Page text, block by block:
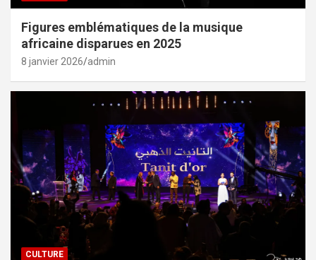
Figures emblématiques de la musique
africaine disparues en 2025
8 janvier 2026 admin
CULTURE